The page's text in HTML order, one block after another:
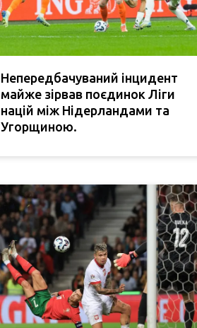
Непередбачуваний інцидент
майже зірвав поєдинок Ліги
націй між Нідерландами та
Угорщиною.